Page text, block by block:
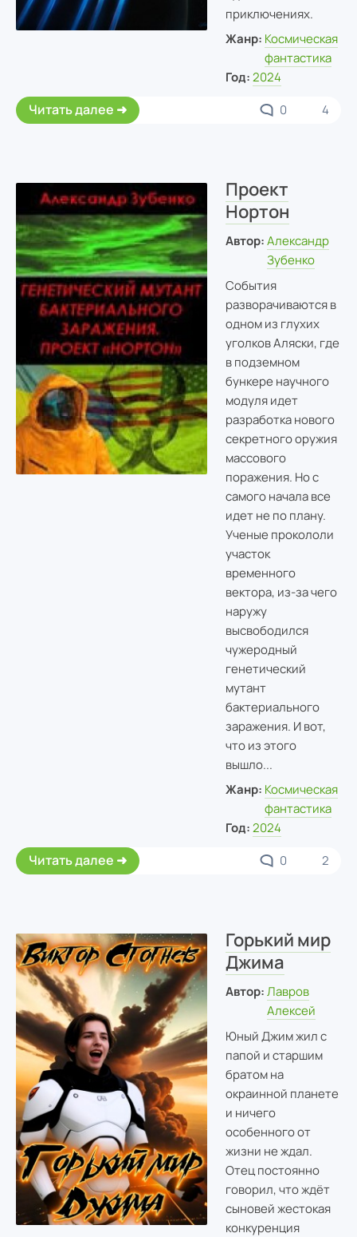
приключениях.
Жанр: Космическая
фантастика
Год: 2024
Читать далее 0 4
Проект
Нортон
Автор: Александр
Зубенко
События
разворачиваются в
одном из глухих
уголков Аляски, где
в подземном
бункере научного
модуля идет
разработка нового
секретного оружия
массового
поражения. Но с
самого начала все
идет не по плану.
Ученые прокололи
участок
временного
вектора, из-за чего
наружу
высвободился
чужеродный
генетический
мутант
бактериального
заражения. И вот,
что из этого
вышло...
Жанр: Космическая
фантастика
Год: 2024
Читать далее 0 2
Горький мир
Джима
Автор: Лавров
Алексей
Юный Джим жил с
папой и старшим
братом на
окраинной планете
и ничего
особенного от
жизни не ждал.
Отец постоянно
говорил, что ждёт
сыновей жестокая
конкуренция